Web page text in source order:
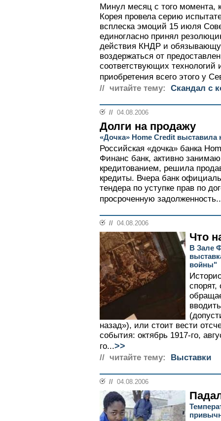
Минул месяц с того момента,
Корея провела серию
всплеска эмоций 15 июля
единогласно принял
действия КНДР и
воздержаться от
соответствующих технологий
приобретения всего этого у
// читайте тему:
Скандал с
// 04.08.2006
Долги на продажу
«Дочка» Home Credit
Российская «дочка» банка
Финанс банк, активно
кредитованием, решила
кредиты. Вчера банк
тендера по уступке прав по
просроченную
// 04.08.2006
Что
В Зале
войны"
спорят,
назад»), или стоит вести
события: октябрь 1917-го,
го...>>
// читайте тему: Выставки
// 04.08.2006